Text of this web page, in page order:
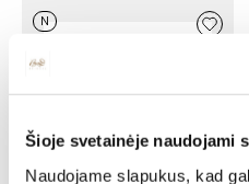
Šioje svetainėje naudojami
Naudojame slapukus, kad
N
Kampas COMO OTML-EM-